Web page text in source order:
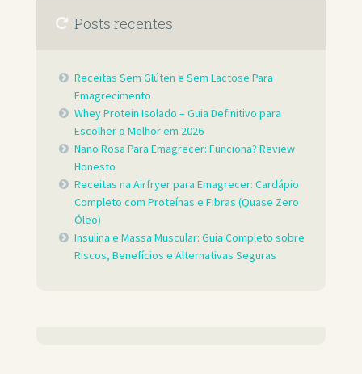
Posts recentes
Receitas Sem Glúten e Sem Lactose Para
Emagrecimento
Whey Protein Isolado – Guia Definitivo para
Escolher o Melhor em 2026
Nano Rosa Para Emagrecer: Funciona? Review
Honesto
Receitas na Airfryer para Emagrecer: Cardápio
Completo com Proteínas e Fibras (Quase Zero
Óleo)
Insulina e Massa Muscular: Guia Completo sobre
Riscos, Benefícios e Alternativas Seguras